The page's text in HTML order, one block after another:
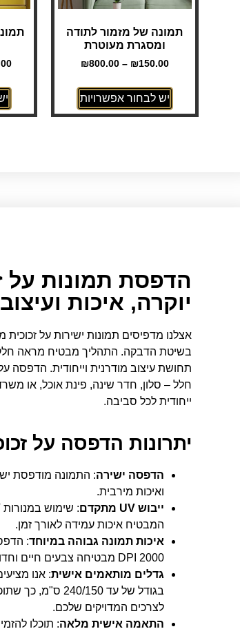
תמונה של מזמור לתודה
ומסגרת מעוטרת
₪150.00
–
₪800.00
יש לבחור אפשרויות
הדפסת תמונות על
יוקרה, איכות
אצלנו מדפיסים תמונות ישירות על
בשיטת הדבקה. התהליך מבטיח מראה חלק,
תחושת עיצוב מודרנית וייחודית. הדפסה
חלל – סלון, חדר שינה, פינת אוכל, או
ייחודית לכל סביבה.
יתרונות הדפסה על
הדפסה ישירה: התמונה מודפסת
ואיכות מירבית.
ייבוש UV מתקדם
המבטיח איכות עמידה לאורך זמן.
איכות תמונה גבוהה במיוחד:
2000 DPI מבטיחה צבעים חיים וחדות יוצאת דופן.
גדלים מותאמים אישית: אנו
בגודל של עד 240/
לצרכים המדויקים שלכם.
התאמה אישית מלאה: תוכלו